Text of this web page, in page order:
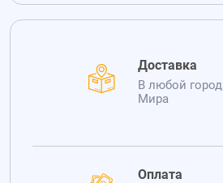
Доставка
В любой город
Мира
Оплата